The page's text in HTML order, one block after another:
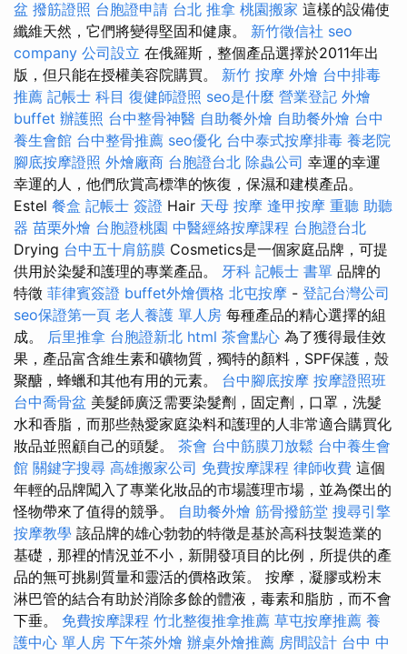
盆 撥筋證照 台胞證申請 台北 推拿 桃園搬家 這樣的設備使
纖維天然，它們將變得堅固和健康。 新竹徵信社 seo
company 公司設立 在俄羅斯，整個產品選擇於2011年出
版，但只能在授權美容院購買。 新竹 按摩 外燴 台中排毒
推薦 記帳士 科目 復健師證照 seo是什麼 營業登記 外燴
buffet 辦護照 台中整骨神醫 自助餐外燴 自助餐外燴 台中
養生會館 台中整骨推薦 seo優化 台中泰式按摩排毒 養老院
腳底按摩證照 外燴廠商 台胞證台北 除蟲公司 幸運的幸運
幸運的人，他們欣賞高標準的恢復，保濕和建模產品。
Estel 餐盒 記帳士 簽證 Hair 天母 按摩 逢甲按摩 重聽 助聽
器 苗栗外燴 台胞證桃園 中醫經絡按摩課程 台胞證台北
Drying 台中五十肩筋膜 Cosmetics是一個家庭品牌，可提
供用於染髮和護理的專業產品。 牙科 記帳士 書單 品牌的
特徵 菲律賓簽證 buffet外燴價格 北屯按摩 - 登記台灣公司
seo保證第一頁 老人養護 單人房 每種產品的精心選擇的組
成。 后里推拿 台胞證新北 html 茶會點心 為了獲得最佳效
果，產品富含維生素和礦物質，獨特的顏料，SPF保護，殼
聚醣，蜂蠟和其他有用的元素。 台中腳底按摩 按摩證照班
台中喬骨盆 美髮師廣泛需要染髮劑，固定劑，口罩，洗髮
水和香脂，而那些熱愛家庭染料和護理的人非常適合購買化
妝品並照顧自己的頭髮。 茶會 台中筋膜刀放鬆 台中養生會
館 關鍵字搜尋 高雄搬家公司 免費按摩課程 律師收費 這個
年輕的品牌闖入了專業化妝品的市場護理市場，並為傑出的
怪物帶來了值得的競爭。 自助餐外燴 筋骨撥筋堂 搜尋引擎
按摩教學 該品牌的雄心勃勃的特徵是基於高科技製造業的
基礎，那裡的情況並不小，新開發項目的比例，所提供的產
品的無可挑剔質量和靈活的價格政策。 按摩，凝膠或粉末
淋巴管的結合有助於消除多餘的體液，毒素和脂肪，而不會
下垂。 免費按摩課程 竹北整復推拿推薦 草屯按摩推薦 養
護中心 單人房 下午茶外燴 辦桌外燴推薦 房間設計 台中 中